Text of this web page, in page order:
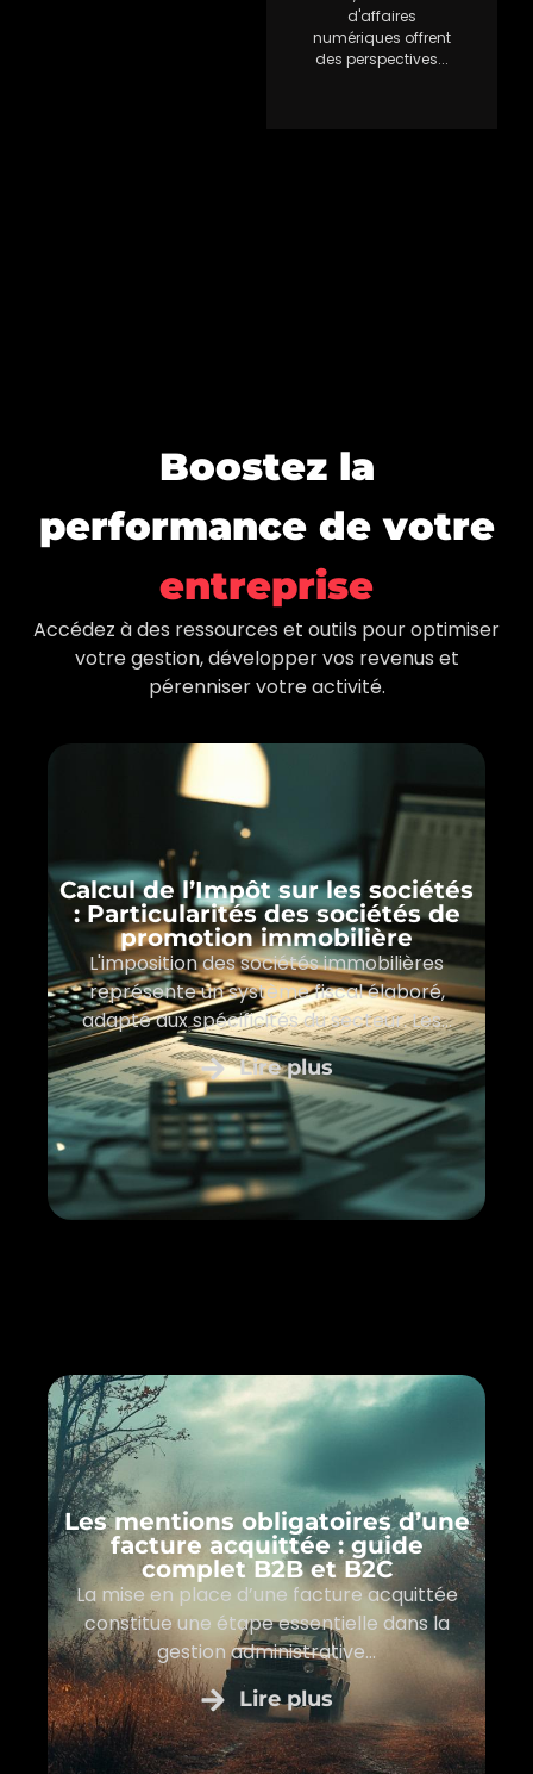
d'affaires
numériques offrent
des perspectives...
Calcul de l’Impôt sur les sociétés
: Particularités des sociétés de
promotion immobilière
L'imposition des sociétés immobilières
représente un système fiscal élaboré,
adapté aux spécificités du secteur. Les...
Lire plus
Les mentions obligatoires d’une
facture acquittée : guide
complet B2B et B2C
La mise en place d’une facture acquittée
constitue une étape essentielle dans la
gestion administrative...
Lire plus
Boostez la
performance de votre
entreprise
Accédez à des ressources et outils pour optimiser
votre gestion, développer vos revenus et
pérenniser votre activité.